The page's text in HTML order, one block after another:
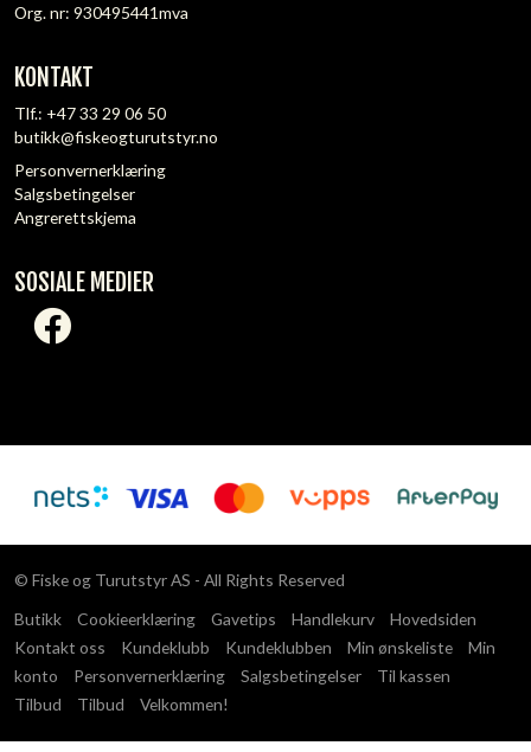
Org. nr: 930495441mva
KONTAKT
Tlf.: +47 33 29 06 50
butikk@fiskeogturutstyr.no
Personvernerklæring
Salgsbetingelser
Angrerettskjema
SOSIALE MEDIER
© Fiske og Turutstyr AS - All Rights Reserved
Butikk
Cookieerklæring Gavetips Handlekurv
Hovedsiden
Kontakt oss
Kundeklubb Kundeklubben Min ønskeliste
Min
konto
Personvernerklæring Salgsbetingelser
Til kassen
Tilbud
Tilbud Velkommen!